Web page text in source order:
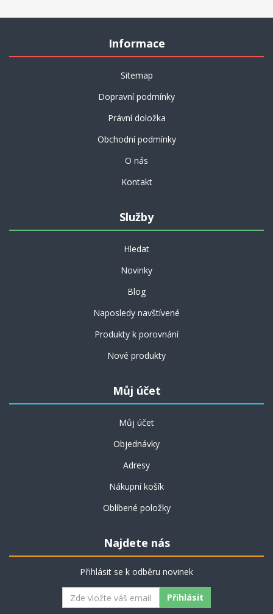
Informace
Sitemap
Dopravní podmínky
Právní doložka
Obchodní podmínky
O nás
Kontakt
Služby
Hledat
Novinky
Blog
Naposledy navštívené
Produkty k porovnání
Nové produkty
Můj účet
Můj účet
Objednávky
Adresy
Nákupní košík
Oblíbené položky
Najdete nás
Přihlásit se k odběru novinek